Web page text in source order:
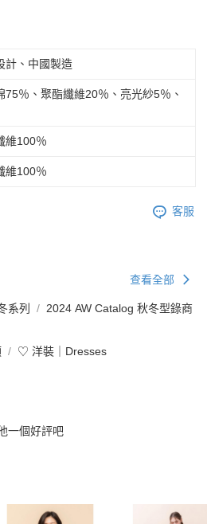
計、中國製造
75％、聚酯纖維20％、亮光紗5％、
維100％
維100％
客服
查看全部
系列
2024 AW Catalog 秋冬型錄商
♡ 洋裝｜Dresses
一個好評吧